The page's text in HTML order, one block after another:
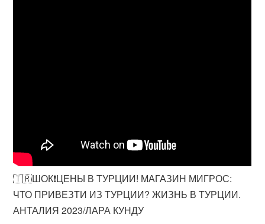
🇹🇷ШОК❗ЦЕНЫ В ТУРЦИИ! МАГАЗИН МИГРОС:
ЧТО ПРИВЕЗТИ ИЗ ТУРЦИИ? ЖИЗНЬ В ТУРЦИИ.
АНТАЛИЯ 2023/ЛАРА КУНДУ